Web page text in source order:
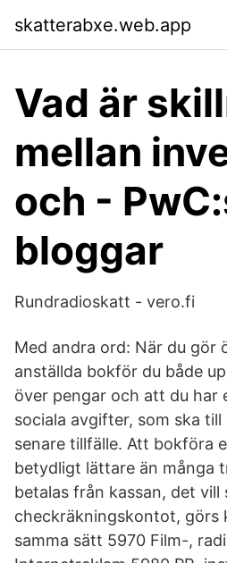
skatterabxe.web.app
Vad är
mellan
och -
bloggar
Rundradioskatt - vero.fi
Med andra ord: När du gör
anställda bokför du både
över pengar och att du har
sociala avgifter, som ska
senare tillfälle. Att bokföra
betydligt lättare än många
betalas från kassan, det
checkräkningskontot, görs
samma sätt 5970 Film-,